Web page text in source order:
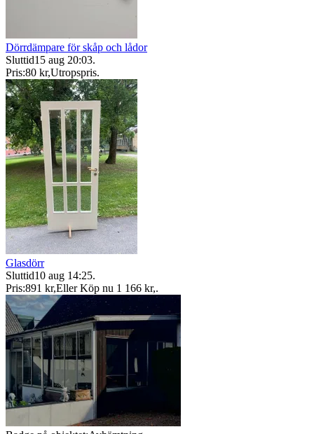
Dörrdämpare för skåp och lådor
Sluttid15 aug 20:03.
Pris:80 kr,Utropspris.
Glasdörr
Sluttid10 aug 14:25.
Pris:891 kr,Eller Köp nu 1 166 kr,.